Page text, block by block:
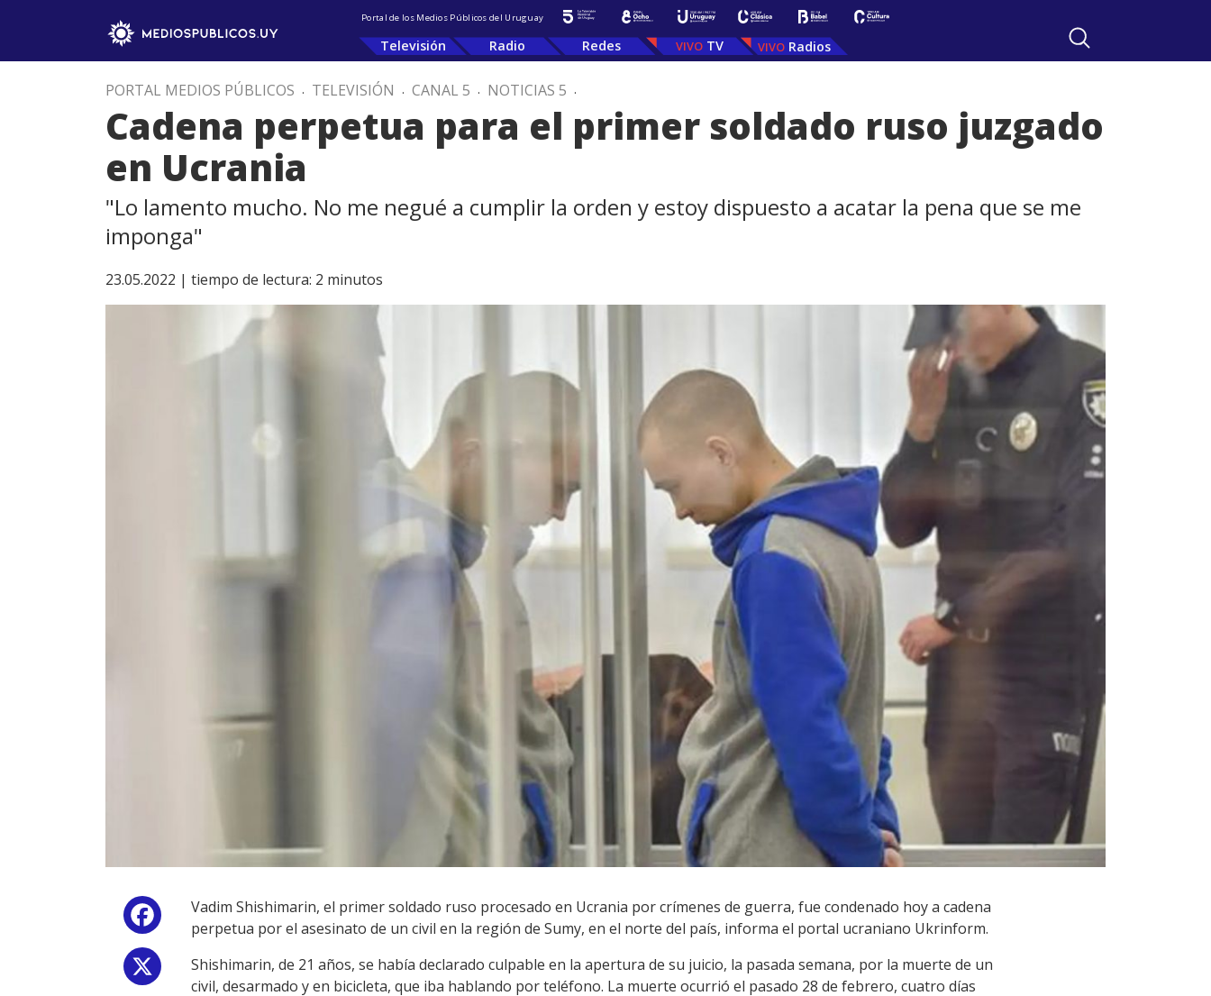
Portal de los Medios Públicos del Uruguay
Televisión Radio Redes TV Radios
PORTAL MEDIOS PÚBLICOS . TELEVISIÓN . CANAL 5 . NOTICIAS 5 .
Cadena perpetua para el primer soldado ruso juzgado
en Ucrania
"Lo lamento mucho. No me negué a cumplir la orden y estoy dispuesto a acatar la pena que se me
imponga"
23.05.2022 | tiempo de lectura: 2 minutos
Facebook
Vadim Shishimarin, el primer soldado ruso procesado en Ucrania por crímenes de guerra, fue condenado hoy a cadena
perpetua por el asesinato de un civil en la región de Sumy, en el norte del país, informa el portal ucraniano Ukrinform.
Shishimarin, de 21 años, se había declarado culpable en la apertura de su juicio, la pasada semana, por la muerte de un
civil, desarmado y en bicicleta, que iba hablando por teléfono. La muerte ocurrió el pasado 28 de febrero, cuatro días